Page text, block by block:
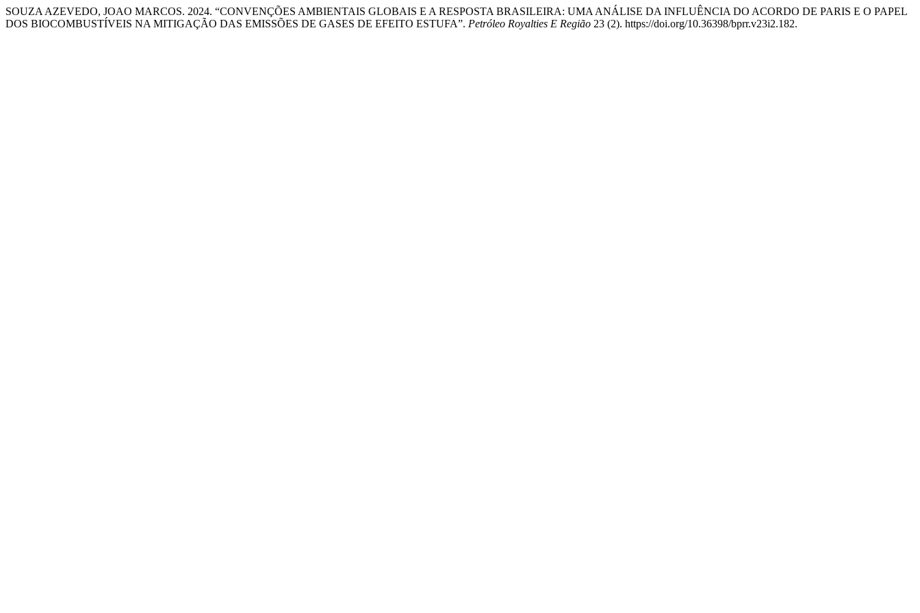
SOUZA AZEVEDO, JOAO MARCOS. 2024. “CONVENÇÕES AMBIENTAIS GLOBAIS E A RESPOSTA BRASILEIRA: UMA ANÁLISE DA INFLUÊNCIA DO ACORDO DE PARIS E O PAPEL
DOS BIOCOMBUSTÍVEIS NA MITIGAÇÃO DAS EMISSÕES DE GASES DE EFEITO ESTUFA”. Petróleo Royalties E Região 23 (2). https://doi.org/10.36398/bprr.v23i2.182.